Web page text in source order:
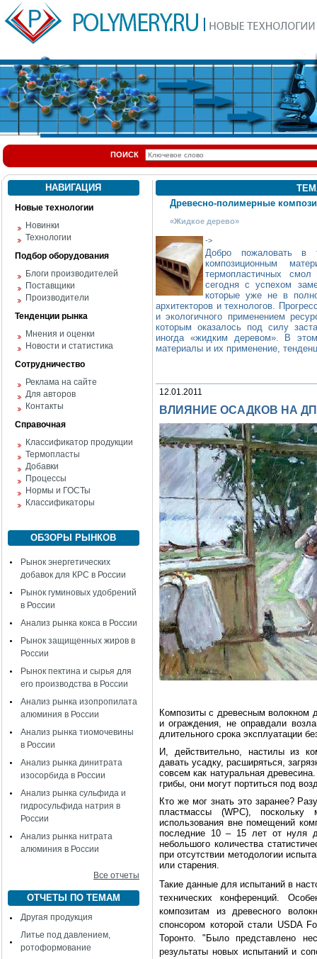
ПОИСК
НАВИГАЦИЯ
Новые технологии
Новинки
Технологии
Подбор оборудования
Блоги производителей
Поставщики
Производители
Тенденции рынка
Мнения и оценки
Новости и статистика
Сотрудничество
Реклама на сайте
Для авторов
Контакты
Справочная
Классификатор продукции
Термопласты
Добавки
Процессы
Нормы и ГОСТы
Классификаторы
ОБЗОРЫ РЫНКОВ
Рынок энергетических
добавок для КРС в России
Рынок гуминовых удобрений
в России
Анализ рынка кокса в России
Рынок защищенных жиров в
России
Рынок пектина и сырья для
его производства в России
Анализ рынка изопропилата
алюминия в России
Анализ рынка тиомочевины
в России
Анализ рынка динитрата
изосорбида в России
Анализ рынка сульфида и
гидросульфида натрия в
России
Анализ рынка нитрата
алюминия в России
Все отчеты
ОТЧЕТЫ ПО ТЕМАМ
Другая продукция
Литье под давлением,
ротоформование
Древесно-полимерные
«Жидкое дерево»
->
Добро пожаловать в
композиционным
термопластичных
сегодня с успехом
которые уже не в
архитекторов и технологов.
и экологичного применением
которым оказалось под силу
иногда «жидким деревом». В
материалы и их применение,
12.01.2011
ВЛИЯНИЕ ОСАДКОВ НА
Композиты с древесным волокном
и ограждения, не оправдали
длительного срока эксплуатации
И, действительно, настилы из
давать усадку, расширяться,
совсем как натуральная
грибы, они могут портиться под
Кто же мог знать это заранее?
пластмассы (WPC),
использования вне помещений
последние 10 – 15 лет от нуля
небольшого количества
при отсутствии методологии
или старения.
Такие данные для испытаний в
технических конференций.
композитам из древесного
спонсором которой стали USDA
Торонто. "Было представлено
результаты новых испытаний и